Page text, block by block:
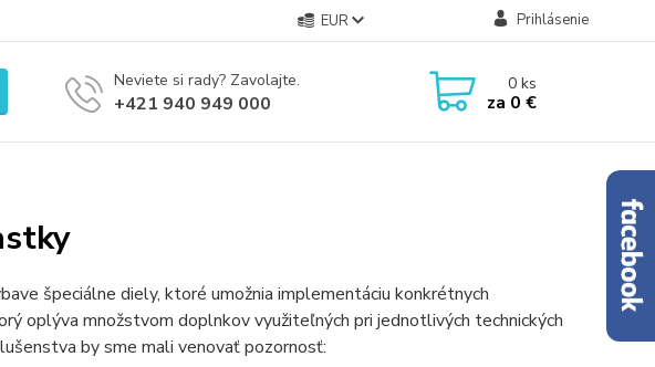
EUR Prihlásenie
Neviete si rady? Zavolajte.
+421 940 949 000
0ks
za 0 €
špeciálne diely, ktoré umožnia implementáciu konkrétnych
oplýva množstvom doplnkov využiteľných pri jednotlivých technických
by sme mali venovať pozornosť: